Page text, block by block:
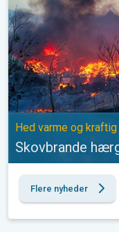
Hed varme og
Skovbrande
Flere nyheder